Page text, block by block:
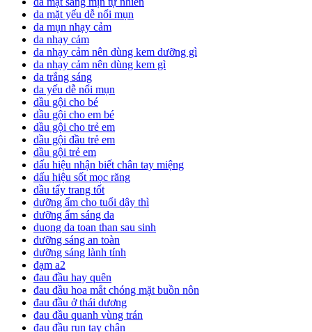
da mặt yếu dễ nổi mụn
da mụn nhạy cảm
da nhạy cảm
da nhạy cảm nên dùng kem dưỡng gì
da nhạy cảm nên dùng kem gì
da trắng sáng
da yếu dễ nổi mụn
dầu gội cho bé
dầu gội cho em bé
dầu gội cho trẻ em
dầu gội đầu trẻ em
dầu gội trẻ em
dấu hiệu nhận biết chân tay miệng
dấu hiệu sốt mọc răng
dầu tẩy trang tốt
dưỡng ẩm cho tuổi dậy thì
dưỡng ẩm sáng da
duong da toan than sau sinh
dưỡng sáng an toàn
dưỡng sáng lành tính
đạm a2
đau đầu hay quên
đau đầu hoa mắt chóng mặt buồn nôn
đau đầu ở thái dương
đau đầu quanh vùng trán
đau đầu run tay chân